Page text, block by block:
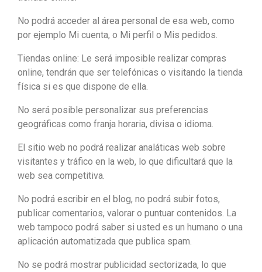
No podrá acceder al área personal de esa web, como
por ejemplo Mi cuenta, o Mi perfil o Mis pedidos.
Tiendas online: Le será imposible realizar compras
online, tendrán que ser telefónicas o visitando la tienda
física si es que dispone de ella.
No será posible personalizar sus preferencias
geográficas como franja horaria, divisa o idioma.
El sitio web no podrá realizar analáticas web sobre
visitantes y tráfico en la web, lo que dificultará que la
web sea competitiva.
No podrá escribir en el blog, no podrá subir fotos,
publicar comentarios, valorar o puntuar contenidos. La
web tampoco podrá saber si usted es un humano o una
aplicación automatizada que publica spam.
No se podrá mostrar publicidad sectorizada, lo que